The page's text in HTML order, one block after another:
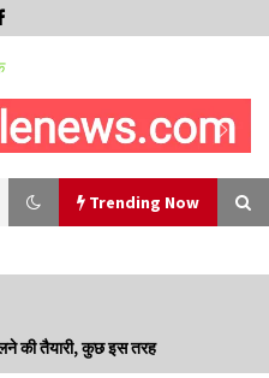
Trending Now
जाएगा राज्यस्तरीय स्वतंत्रता दिवस समारोह, CM
की तैयारी, कुछ इस तरह